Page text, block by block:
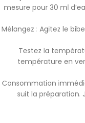
mesure pour 30 ml
Mélangez : Agitez le
Testez la
température en
Consommation
suit la préparation.